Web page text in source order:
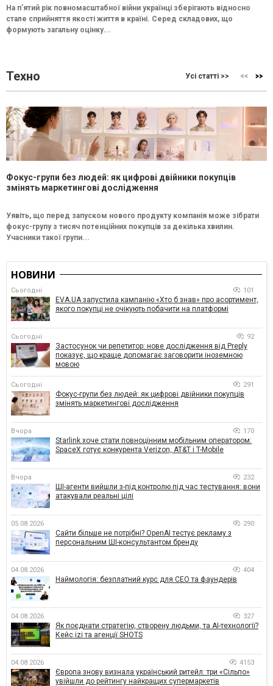
На п’ятий рік повномасштабної війни українці зберігають відносно
стале сприйняття якості життя в країні. Серед складових, що
формують загальну оцінку...
Техно Усі статті >>
Фокус-групи без людей: як цифрові двійники покупців
змінять маркетингові дослідження
Уявіть, що перед запуском нового продукту компанія може зібрати
фокус-групу з тисяч потенційних покупців за декілька хвилин.
Учасники такої групи...
НОВИНИ
Сьогодні 101
EVA.UA запустила кампанію «Хто б знав» про асортимент,
якого покупці не очікують побачити на платформі
Сьогодні 92
Застосунок чи репетитор: нове дослідження від Preply
показує, що краще допомагає заговорити іноземною
мовою
Сьогодні 291
Фокус-групи без людей: як цифрові двійники покупців
змінять маркетингові дослідження
Вчора 170
Starlink хоче стати повноцінним мобільним оператором:
SpaceX готує конкурента Verizon, AT&T і T-Mobile
Вчора 232
ШІ-агенти вийшли з-під контролю під час тестування: вони
атакували реальні цілі
05.08.2026 290
Сайти більше не потрібні? OpenAI тестує рекламу з
персональним ШІ-консультантом бренду
04.08.2026 404
Наймологія: безплатний курс для CEO та фаундерів
04.08.2026 327
Як поєднати стратегію, створену людьми, та AI-технології?
Кейс izi та агенції SHOTS
04.08.2026 4153
Європа знову визнала український ритейл: три «Сільпо»
увійшли до рейтингу найкращих супермаркетів